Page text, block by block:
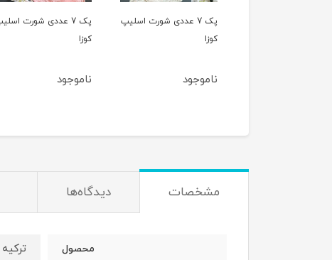
پک 7 عددی شورت اسلیپ
کوزا
ناموجود
پک 5 عددی شورت
اسلیپ کوزا
1,220,000
مشخصات دیدگاه‌ها
محصول ترکیه